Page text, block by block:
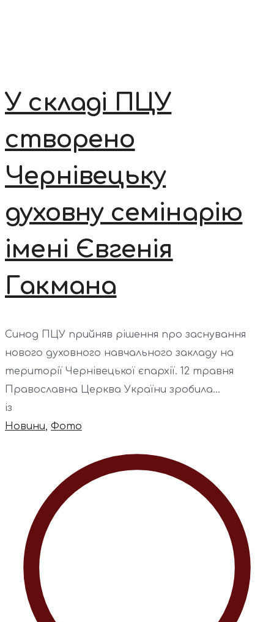
У складі ПЦУ
створено
Чернівецьку
духовну семінарію
імені Євгенія
Гакмана
Синод ПЦУ прийняв рішення про заснування
нового духовного навчального закладу на
території Чернівецької єпархії. 12 травня
Православна Церква України зробила...
із
Новини, Фото